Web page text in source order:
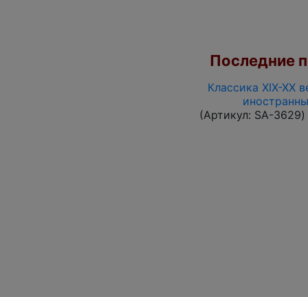
Последние
Классика XIX-XX
(Артикул: SA-3629)